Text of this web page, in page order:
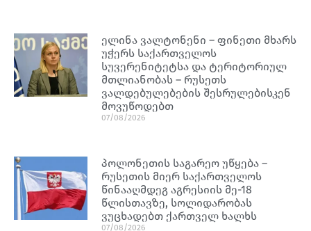
ელინა ვალტონენი – ფინეთი მხარს
უჭერს საქართველოს
სუვერენიტეტსა და ტერიტორიულ
მთლიანობას – რუსეთს
ვალდებულებების შესრულებისკენ
მოვუწოდებთ
07/08/2026
პოლონეთის საგარეო უწყება –
რუსეთის მიერ საქართველოს
წინააღმდეგ აგრესიის მე-18
წლისთავზე, სოლიდარობას
ვუცხადებთ ქართველ ხალხს
07/08/2026